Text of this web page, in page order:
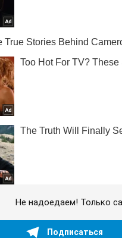
Не надоедаем! Только
Подписаться